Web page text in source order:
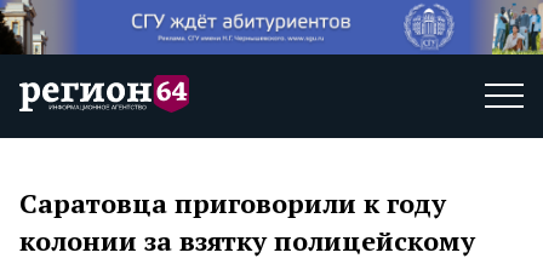
Саратовца приговорили к году
колонии за взятку полицейскому